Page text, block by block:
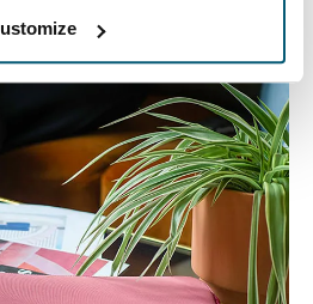
nueva pestaña